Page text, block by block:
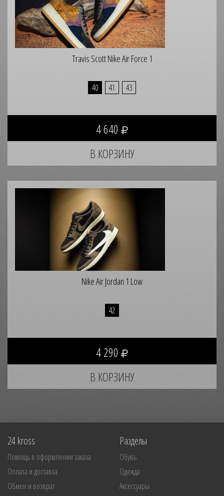
Travis Scott Nike Air Force 1
40 41 43
4 640
Nike Air Jordan 1 Low
42
4 290
24 kross
Помощь в оформлении заказа
Оплата и доставка
Обмен и возврат
Разделы
Обувь
Одежда
Аксессуары